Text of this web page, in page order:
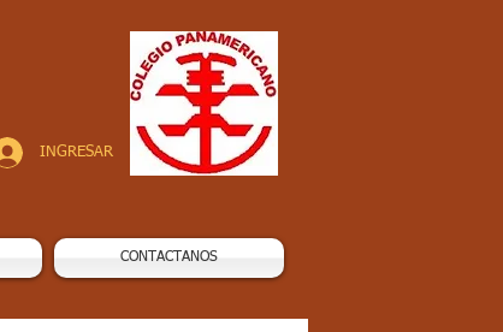
INGRESAR
CONTACTANOS